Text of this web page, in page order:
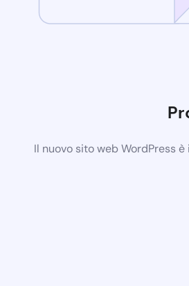
Il nuovo sito web WordPress